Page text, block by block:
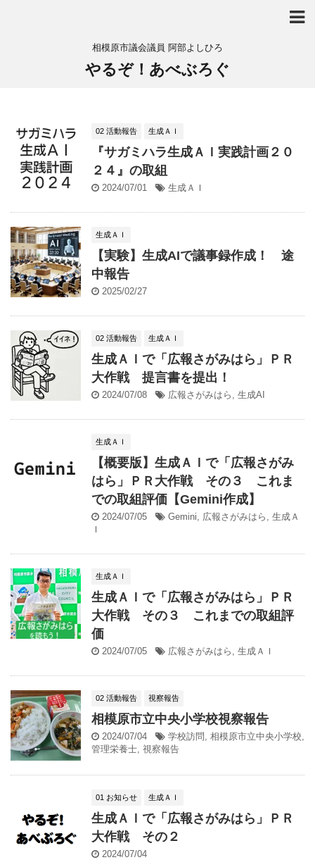
相模原市議会議員 阿部よしひろ
やるぞ！あべぶろぐ
02 活動報告 生成ＡＩ
『サガミハラ生成ＡＩ実践計画２０
２４』の取組
2024/07/01 生成ＡＩ
生成ＡＩ
【実験】生成AIで議事録作成！ 途
中報告
2025/02/27
02 活動報告 生成ＡＩ
生成ＡＩで「広報さがみはら」ＰＲ
大作戦 提言書を提出！
2024/07/08 広報さがみはら , 生成AI
生成ＡＩ
【概要版】生成ＡＩで「広報さがみ
はら」ＰＲ大作戦 その３ これま
での取組評価【Gemini作成】
2024/07/05 Gemini, 広報さがみはら , 生成Ａ
Ｉ
生成ＡＩ
生成ＡＩで「広報さがみはら」ＰＲ
大作戦 その３ これまでの取組評
価
2024/07/05 広報さがみはら , 生成ＡＩ
02 活動報告 視察報告
相模原市立中央小学校視察報告
2024/07/04 学校訪問 , 相模原市立中央小学校,
管理栄養士, 視察報告
01 お知らせ 生成ＡＩ
生成ＡＩで「広報さがみはら」ＰＲ
大作戦 その２
2024/07/04